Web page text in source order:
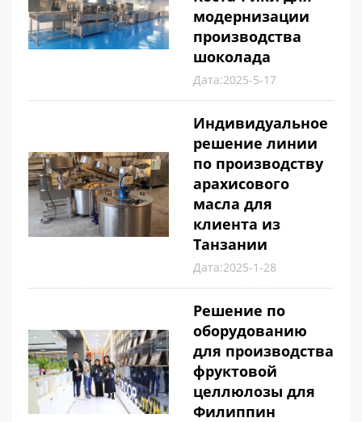
модернизации
производства
шоколада
Дата:2025-5-17
Индивидуальное
решение линии
по производству
арахисового
масла для
клиента из
Танзании
Дата:2025-1-28
Решение по
оборудованию
для производства
фруктовой
целлюлозы для
Филиппин